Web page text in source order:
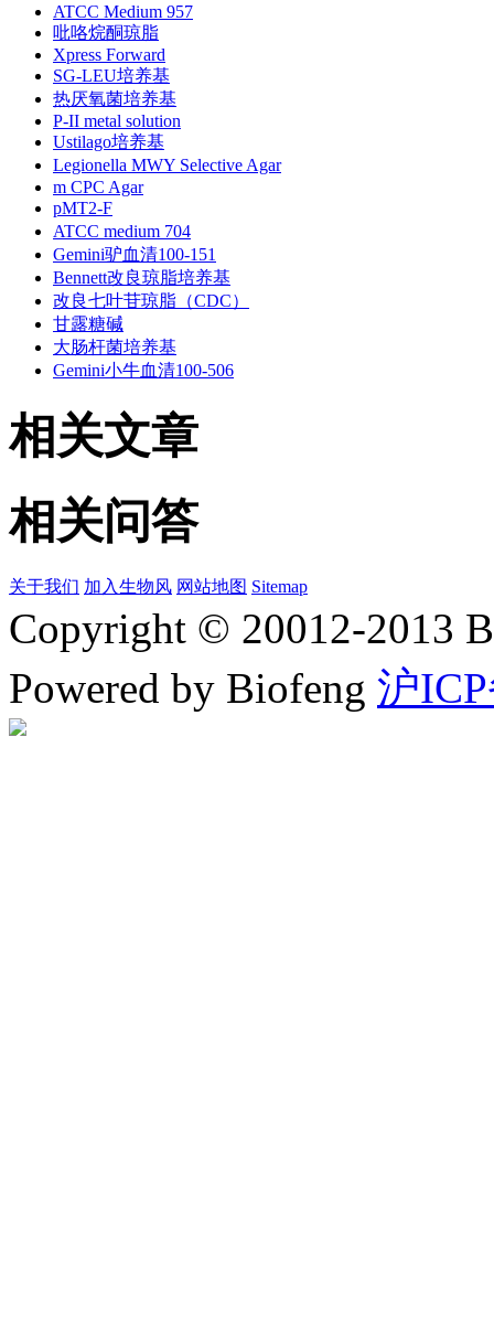
ATCC Medium 957
吡咯烷酮琼脂
Xpress Forward
SG-LEU培养基
热厌氧菌培养基
P-II metal solution
Ustilago培养基
Legionella MWY Selective Agar
m CPC Agar
pMT2-F
ATCC medium 704
Gemini驴血清100-151
Bennett改良琼脂培养基
改良七叶苷琼脂（CDC）
甘露糖碱
大肠杆菌培养基
Gemini小牛血清100-506
相关文章
相关问答
关于我们 加入生物风 网站地图 Sitemap
Copyright © 20012-2013
Powered by Biofeng 沪